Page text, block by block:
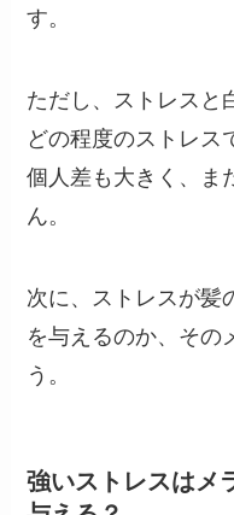
す。
ただし、ストレスと
どの程度のストレス
個人差も大きく、ま
ん。
次に、ストレスが髪
を与えるのか、その
う。
強いストレスはメ